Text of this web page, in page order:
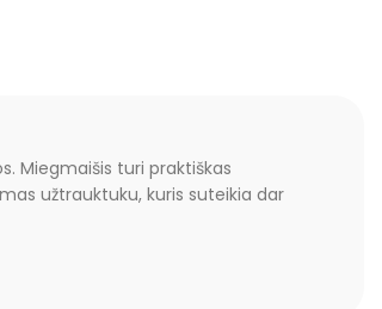
Miegmaišis turi praktiškas
užtrauktuku, kuris suteikia dar